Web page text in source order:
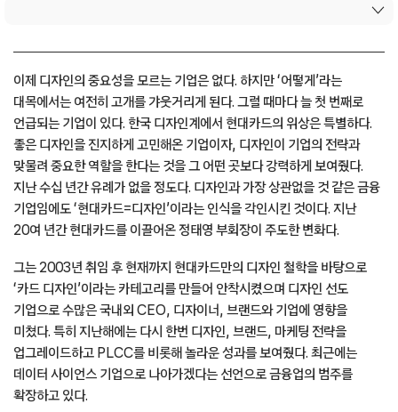
이제 디자인의 중요성을 모르는 기업은 없다. 하지만 ‘어떻게’라는
대목에서는 여전히 고개를 갸웃거리게 된다. 그럴 때마다 늘 첫 번째로
언급되는 기업이 있다. 한국 디자인계에서 현대카드의 위상은 특별하다.
좋은 디자인을 진지하게 고민해온 기업이자, 디자인이 기업의 전략과
맞물려 중요한 역할을 한다는 것을 그 어떤 곳보다 강력하게 보여줬다.
지난 수십 년간 유례가 없을 정도다. 디자인과 가장 상관없을 것 같은 금융
기업임에도 ‘현대카드=디자인’이라는 인식을 각인시킨 것이다. 지난
20여 년간 현대카드를 이끌어온 정태영 부회장이 주도한 변화다.
그는 2003년 취임 후 현재까지 현대카드만의 디자인 철학을 바탕으로
‘카드 디자인’이라는 카테고리를 만들어 안착시켰으며 디자인 선도
기업으로 수많은 국내외 CEO, 디자이너, 브랜드와 기업에 영향을
미쳤다. 특히 지난해에는 다시 한번 디자인, 브랜드, 마케팅 전략을
업그레이드하고 PLCC를 비롯해 놀라운 성과를 보여줬다. 최근에는
데이터 사이언스 기업으로 나아가겠다는 선언으로 금융업의 범주를
확장하고 있다.